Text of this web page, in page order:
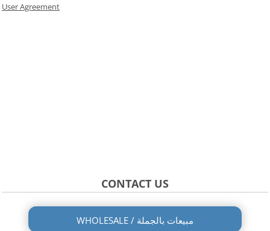
User Agreement
CONTACT US
WHOLESALE / مبيعات بالجملة